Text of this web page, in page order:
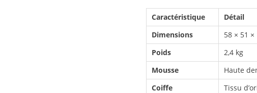
Caractéristique
Détail
Dimensions
58 × 51 ×
Poids
2,4 kg
Mousse
Haute
Coiffe
Tissu